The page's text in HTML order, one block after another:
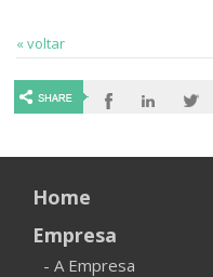
« voltar
Home
Empresa
- A Empresa